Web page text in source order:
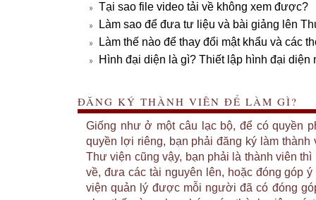
Tại sao file video tải về không xem được?
Làm sao để đưa tư liệu và bài giảng lên
Làm thế nào để thay đổi mật khẩu và các
Hình đại diện là gì? Thiết lập hình đại diện
ĐĂNG KÝ THÀNH VIÊN ĐỂ LÀM GÌ?
Giống như ở một câu lạc bộ, để có quyền
quyền lợi riêng, bạn phải đăng ký làm thành
Thư viện cũng vậy, bạn phải là thành viên
về, đưa các tài nguyên lên, hoặc đóng góp
viện quản lý được mỗi người đã có đóng